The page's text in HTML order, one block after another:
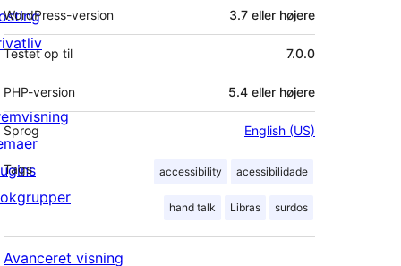
WordPress-version 3.7 eller højere
Testet op til 7.0.0
PHP-version 5.4 eller højere
Sprog English (US)
Tags accessibility acessibilidade
hand talk Libras surdos
Avanceret visning